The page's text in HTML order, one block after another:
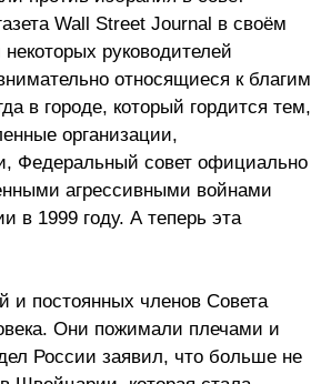
Wall Street Journal в своём
руководителей
относящиеся к благим
в городе, который гордится тем,
организации,
Федеральный совет официально
агрессивными войнами
в 1999 году. А теперь эта
и постоянных членов Совета
Они пожимали плечами и
России заявил, что больше не